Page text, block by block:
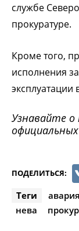
службе
прокуратуре.
Кроме того,
исполнения
эксплуатации
Узнавайте
ПОДЕЛИТЬСЯ:
Теги авария
нева